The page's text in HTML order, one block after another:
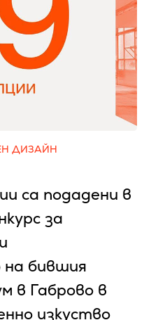
ДИЗАЙН
са подадени в
за
бившия
в Габрово в
изкуство